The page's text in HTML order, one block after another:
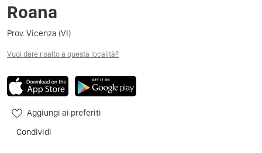
Roana
Prov. Vicenza (VI)
Vuoi dare risalto a questa località?
Aggiungi ai preferiti
Condividi